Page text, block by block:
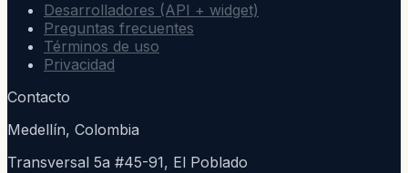
Desarrolladores (API + widget)
Preguntas frecuentes
Términos de uso
Privacidad
Contacto
Medellín, Colombia
Transversal 5a #45-91, El Poblado